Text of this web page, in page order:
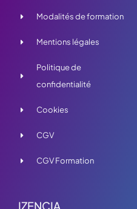
Modalités de formation
Mentions légales
Politique de
confidentialité
Cookies
CGV
CGV Formation
IZENCIA